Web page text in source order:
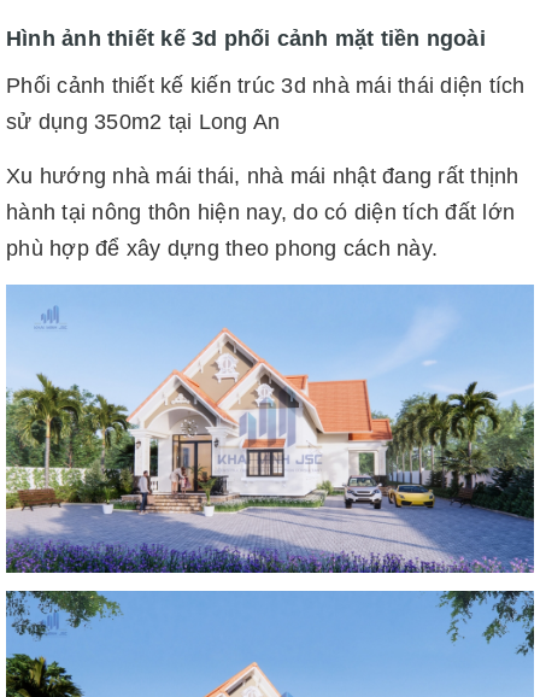
Hình ảnh thiết kế 3d phối cảnh mặt tiền ngoài
Phối cảnh thiết kế kiến trúc 3d nhà mái thái diện tích
sử dụng 350m2 tại Long An
Xu hướng nhà mái thái, nhà mái nhật đang rất thịnh
hành tại nông thôn hiện nay, do có diện tích đất lớn
phù hợp để xây dựng theo phong cách này.